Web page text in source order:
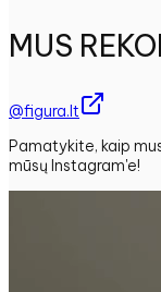
MUS
@figura.lt
Pamatykite, kaip
mūsų Instagram'e!